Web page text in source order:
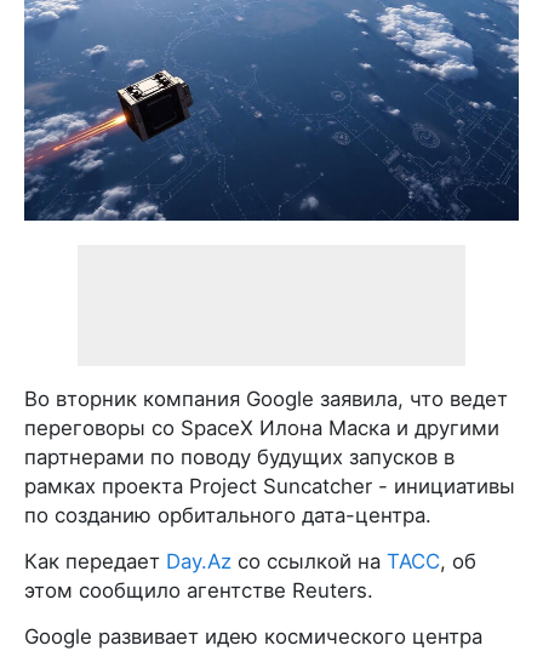
Во вторник компания Google заявила, что ведет
переговоры со SpaceX Илона Маска и другими
партнерами по поводу будущих запусков в
рамках проекта Project Suncatcher - инициативы
по созданию орбитального дата-центра.
Как передает Day.Az со ссылкой на ТАСС, об
этом сообщило агентстве Reuters.
Google развивает идею космического центра